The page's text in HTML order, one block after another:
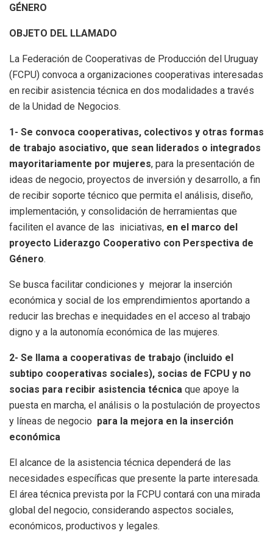
GÉNERO
OBJETO DEL LLAMADO
La Federación de Cooperativas de Producción del Uruguay
(FCPU) convoca a organizaciones cooperativas interesadas
en recibir asistencia técnica en dos modalidades a través
de la Unidad de Negocios.
1- Se convoca cooperativas, colectivos y otras formas
de trabajo asociativo, que sean liderados o integrados
mayoritariamente por mujeres, para la presentación de
ideas de negocio, proyectos de inversión y desarrollo, a fin
de recibir soporte técnico que permita el análisis, diseño,
implementación, y consolidación de herramientas que
faciliten el avance de las iniciativas, en el marco del
proyecto Liderazgo Cooperativo con Perspectiva de
Género.
Se busca facilitar condiciones y mejorar la inserción
económica y social de los emprendimientos aportando a
reducir las brechas e inequidades en el acceso al trabajo
digno y a la autonomía económica de las mujeres.
2- Se llama a cooperativas de trabajo (incluido el
subtipo cooperativas sociales), socias de FCPU y no
socias para recibir asistencia técnica que apoye la
puesta en marcha, el análisis o la postulación de proyectos
y líneas de negocio para la mejora en la inserción
económica
El alcance de la asistencia técnica dependerá de las
necesidades específicas que presente la parte interesada.
El área técnica prevista por la FCPU contará con una mirada
global del negocio, considerando aspectos sociales,
económicos, productivos y legales.